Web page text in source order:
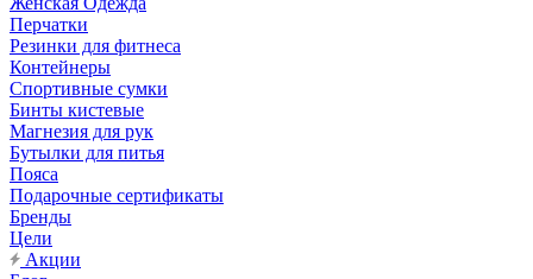
Перчатки
Резинки для фитнеса
Контейнеры
Спортивные сумки
Бинты кистевые
Магнезия для рук
Бутылки для питья
Пояса
Подарочные сертификаты
Бренды
Цели
Акции